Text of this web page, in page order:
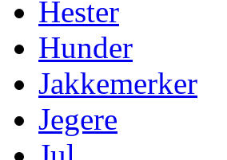
Hester
Hunder
Jakkemerker
Jegere